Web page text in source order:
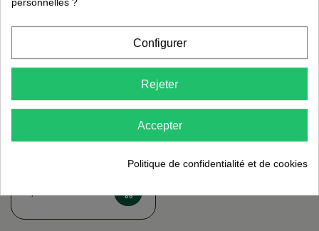
Assouplissant lavande
Configurer
Rejeter
Accepter
Politique de confidentialité et de cookies